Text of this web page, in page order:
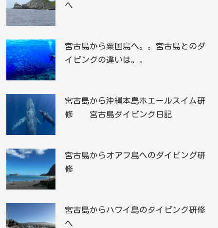
へ
宮古島から粟国島へ。。宮古島とのダ
イビングの違いは。。
宮古島から沖縄本島ホエールスイム研
修 宮古島ダイビング日記
宮古島からオアフ島へのダイビング研
修
宮古島からハワイ島のダイビング研修
へ